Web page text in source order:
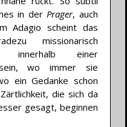
in der Prager, auch
Adagio scheint das
missionarisch
innerhalb einer
wo immer sie
ein Gedanke schon
die sich da
gesagt, beginnen